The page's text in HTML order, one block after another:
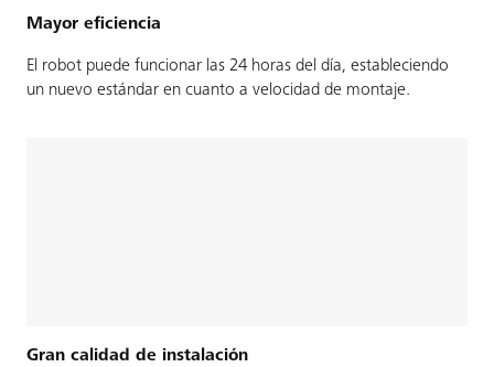
Mayor eficiencia
El robot puede funcionar las 24 horas del día, estableciendo
un nuevo estándar en cuanto a velocidad de montaje.
Gran calidad de instalación